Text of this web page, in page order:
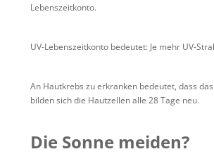
Lebenszeitkonto.
UV-Lebenszeitkonto bedeutet: Je mehr UV-
An Hautkrebs zu erkranken bedeutet, dass
bilden sich die Hautzellen alle 28 Tage neu.
Die Sonne meiden?